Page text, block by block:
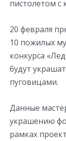
пистолетом с
20 февраля
10 пожилых
конкурса
будут
пуговицами.
Данные
украшению
рамках